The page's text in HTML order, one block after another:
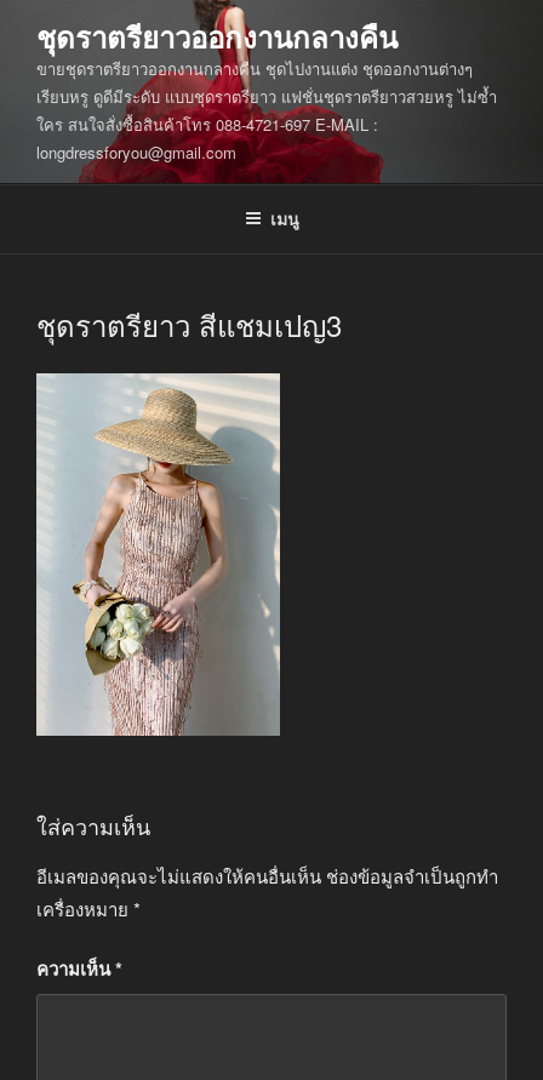
บทความ
ชุดราตรียาวออกงานกลางคืน
ขายชุดราตรียาวออกงานกลางคืน ชุดไปงานแต่ง ชุดออกงานต่างๆ
เรียบหรู ดูดีมีระดับ แบบชุดราตรียาว แฟชั่นชุดราตรียาวสวยหรู ไม่ซ้ำ
ใคร สนใจสั่งซื้อสินค้าโทร 088-4721-697 E-MAIL :
longdressforyou@gmail.com
เมนู
ชุดราตรียาว สีแชมเปญ3
ใส่ความเห็น
อีเมลของคุณจะไม่แสดงให้คนอื่นเห็น ช่องข้อมูลจำเป็นถูกทำ
เครื่องหมาย *
ความเห็น*